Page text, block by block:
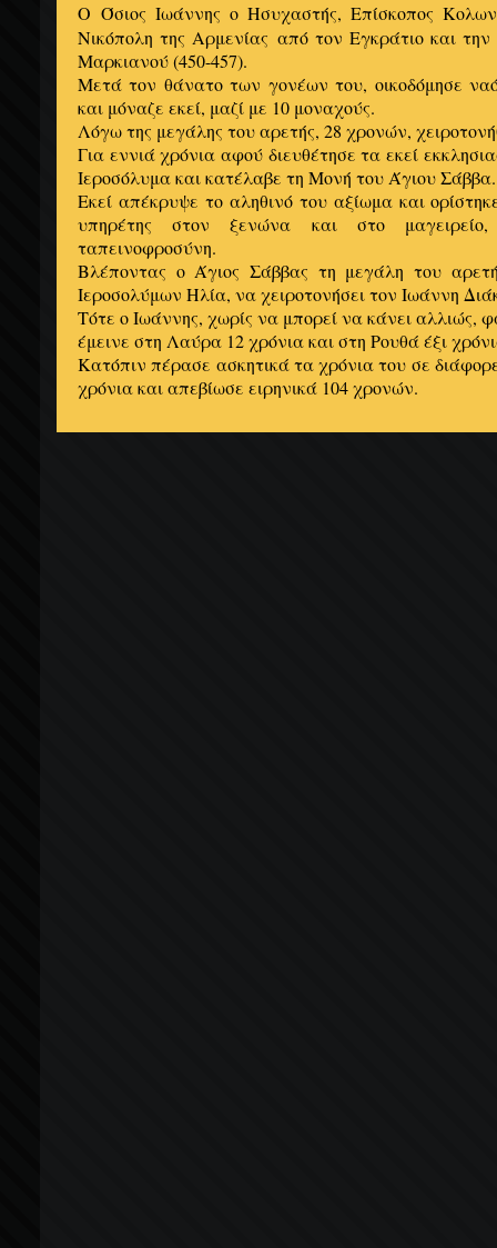
Ο Όσιος Ιωάννης ο Ησυχαστής, Επίσκοπος
Νικόπολη της Αρμενίας από τον Εγκράτιο και
Μαρκιανού (450-457).
Μετά τον θάνατο των γονέων του, οικοδόμησε
και μόναζε εκεί, μαζί με 10 μοναχούς.
Λόγω της μεγάλης του αρετής, 28 χρονών,
Για εννιά χρόνια αφού διευθέτησε τα εκεί
Ιεροσόλυμα και κατέλαβε τη Μονή του Άγιου Σάββα.
Εκεί απέκρυψε το αληθινό του αξίωμα και
υπηρέτης στον ξενώνα και στο
ταπεινοφροσύνη.
Βλέποντας ο Άγιος Σάββας τη μεγάλη του
Ιεροσολύμων Ηλία, να χειροτονήσει τον Ιωάννη
Τότε ο Ιωάννης, χωρίς να μπορεί να κάνει αλλιώς,
έμεινε στη Λαύρα 12 χρόνια και στη Ρουθά έξι
Κατόπιν πέρασε ασκητικά τα χρόνια του σε
χρόνια και απεβίωσε ειρηνικά 104 χρονών.